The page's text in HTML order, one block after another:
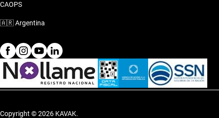
CAOPS
🇦🇷Argentina
Copyright © 2026 KAVAK.